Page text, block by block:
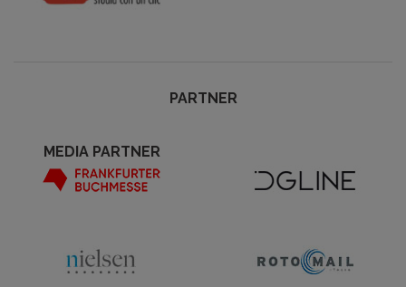
PARTNER
MEDIA PARTNER